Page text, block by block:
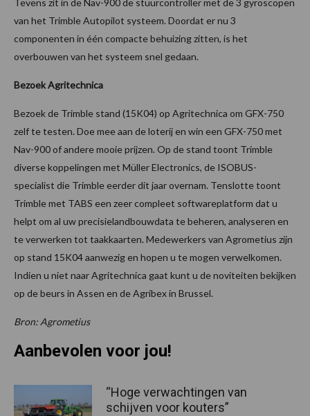
van het Trimble Autopilot systeem. Doordat er nu 3
componenten in één compacte behuizing zitten, is het
overbouwen van het systeem snel gedaan.
Bezoek Agritechnica
Bezoek de Trimble stand (15K04) op Agritechnica om GFX-750
zelf te testen. Doe mee aan de loterij en win een GFX-750 met
Nav-900 of andere mooie prijzen. Op de stand toont Trimble
diverse koppelingen met Müller Electronics, de ISOBUS-
specialist die Trimble eerder dit jaar overnam. Tenslotte toont
Trimble met TABS een zeer compleet softwareplatform dat u
helpt om al uw precisielandbouwdata te beheren, analyseren en
te verwerken tot taakkaarten. Medewerkers van Agrometius zijn
op stand 15K04 aanwezig en hopen u te mogen verwelkomen.
Indien u niet naar Agritechnica gaat kunt u de noviteiten bekijken
op de beurs in Assen en de Agribex in Brussel.
Bron: Agrometius
Aanbevolen voor jou!
“Hoge verwachtingen van
schijven voor kouters”